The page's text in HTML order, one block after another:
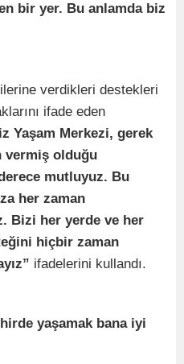
bir yer. Bu anlamda biz
verdikleri destekleri
ifade eden
Yaşam Merkezi, gerek
vermiş olduğu
mutluyuz. Bu
her zaman
Bizi her yerde ve her
hiçbir zaman
ifadelerini kullandı.
yaşamak bana iyi